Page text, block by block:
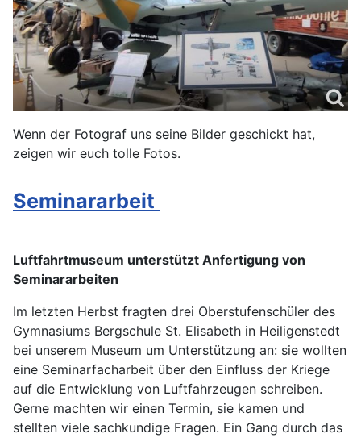
Wenn der Fotograf uns seine Bilder geschickt hat,
zeigen wir euch tolle Fotos.
Seminararbeit
Luftfahrtmuseum unterstützt Anfertigung von
Seminararbeiten
Im letzten Herbst fragten drei Oberstufenschüler des
Gymnasiums Bergschule St. Elisabeth in Heiligenstedt
bei unserem Museum um Unterstützung an: sie wollten
eine Seminarfacharbeit über den Einfluss der Kriege
auf die Entwicklung von Luftfahrzeugen schreiben.
Gerne machten wir einen Termin, sie kamen und
stellten viele sachkundige Fragen. Ein Gang durch das